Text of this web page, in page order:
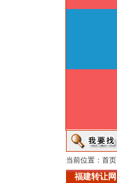
当前位置： 首页
福建转让网